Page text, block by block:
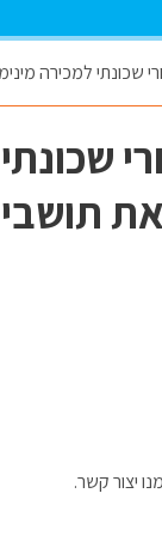
שכונתי למכירה
יצור קשר.